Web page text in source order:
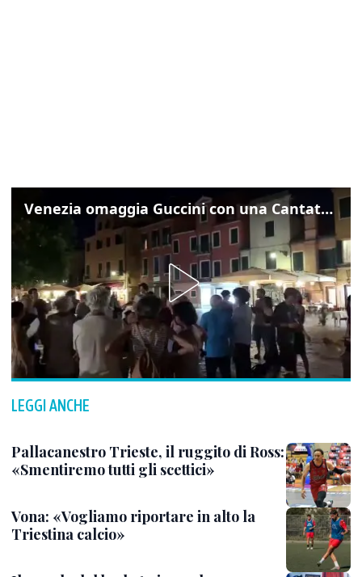
Venezia omaggia Guccini con una Cantata Anarchica in campo Santa Margherita
LEGGI ANCHE
Pallacanestro Trieste, il ruggito di Ross:
«Smentiremo tutti gli scettici»
Vona: «Vogliamo riportare in alto la
Triestina calcio»